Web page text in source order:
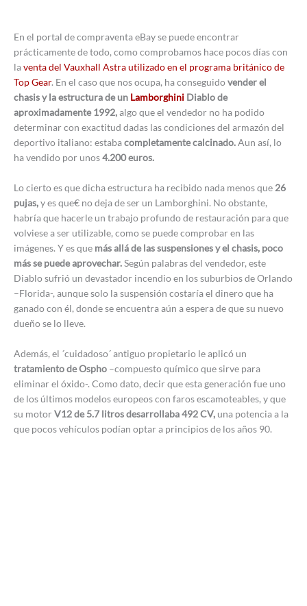
En el portal de compraventa eBay se puede encontrar
prácticamente de todo, como comprobamos hace pocos días con
laventa del Vauxhall Astra utilizado en el programa británico de
Top Gear. En el caso que nos ocupa, ha conseguidovender el
chasis y la estructura de un Lamborghini Diablo de
aproximadamente 1992,algo que el vendedor no ha podido
determinar con exactitud dadas las condiciones del armazón del
deportivo italiano: estabacompletamente calcinado.Aun así, lo
ha vendido por unos4.200 euros.
Lo cierto es que dicha estructura ha recibido nada menos que 26
pujas,y es que€ no deja de ser un Lamborghini. No obstante,
habría que hacerle un trabajo profundo de restauración para que
volviese a ser utilizable, como se puede comprobar en las
imágenes. Y es que más allá de las suspensiones y el chasis, poco
más se puede aprovechar.Según palabras del vendedor, este
Diablo sufrió un devastador incendio en los suburbios de Orlando
–Florida-, aunque solo la suspensión costaría el dinero que ha
ganado con él, donde se encuentra aún a espera de que su nuevo
dueño se lo lleve.
Además, el ´cuidadoso´ antiguo propietario le aplicó un
tratamiento de Ospho –compuesto químico que sirve para
eliminar el óxido-. Como dato, decir que esta generación fue uno
de los últimos modelos europeos con faros escamoteables, y que
su motorV12 de 5.7 litros desarrollaba 492 CV, una potencia a la
que pocos vehículos podían optar a principios de los años 90.